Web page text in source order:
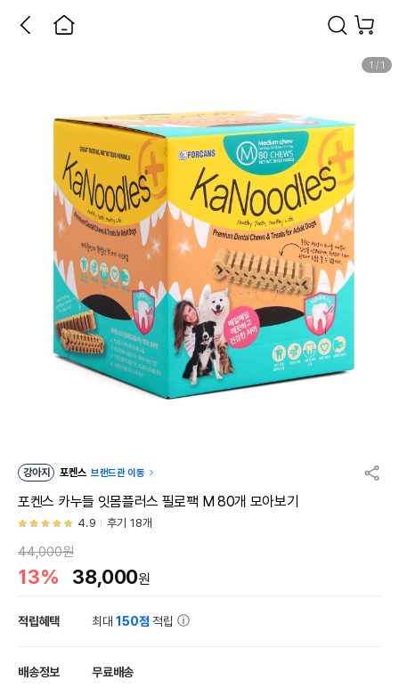
1 / 1
강아지 포켄스 브랜드관 이동
포켄스 카누들 잇몸플러스 필로팩 M 80개 모아보기
4.9 후기 18개
44,000원
13% 38,000원
적립혜택 최대150점 적립
배송정보 무료배송